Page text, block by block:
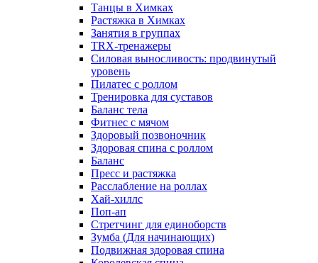
Танцы в Химках
Растяжка в Химках
Занятия в группах
TRX-тренажеры
Силовая выносливость: продвинутый
уровень
Пилатес с роллом
Тренировка для суставов
Баланс тела
Фитнес с мячом
Здоровый позвоночник
Здоровая спина с роллом
Баланс
Пресс и растяжка
Расслабление на роллах
Хай-хиллс
Поп-ап
Стретчинг для единоборств
Зумба (Для начинающих)
Подвижная здоровая спина